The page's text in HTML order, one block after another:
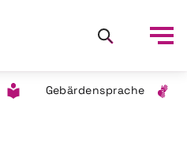
Gebärdensprache